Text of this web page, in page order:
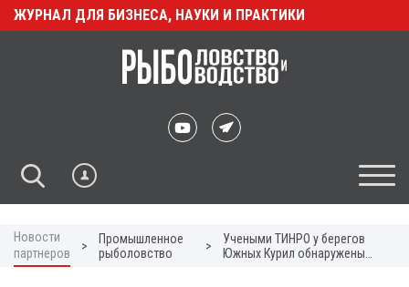
ЖУРНАЛ ДЛЯ БИЗНЕСА, НАУКИ И ПРАКТИКИ
Новости
партнеров
>
Промышленное
рыболовство
>
Учеными ТИНРО у берегов
Южных Курил обнаружены